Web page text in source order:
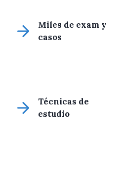
Miles de exam y
casos
Técnicas de
estudio